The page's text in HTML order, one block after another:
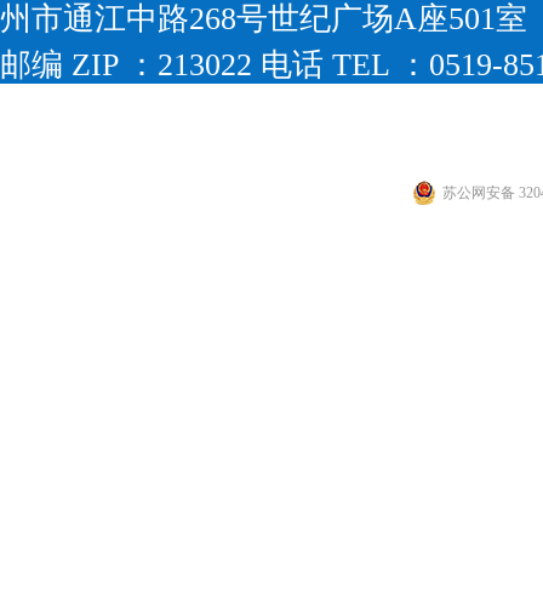
州市通江中路268号世纪广场A座501室
邮编 ZIP ：213022 电话 TEL ：0519-
苏公网安备